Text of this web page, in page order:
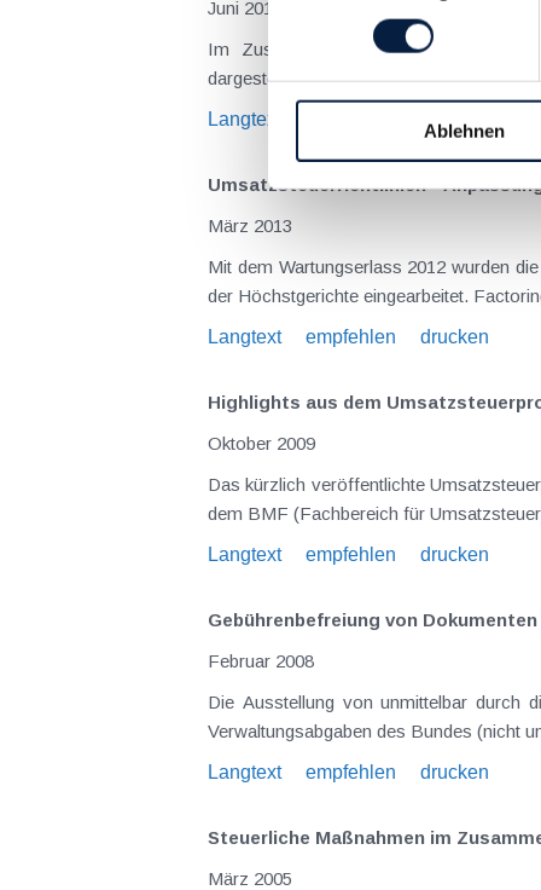
Ablehnen
Juni 2013
Im Zusammenhang mit
dargestellt werden. Es bleibt
Langtext
drucken
Umsatzsteuerrichtlinien -
März 2013
Mit dem Wartungserlass 2012 wurden
der
Langtext
empfehlen drucken
Highlights aus dem
Oktober 2009
Das kürzlich veröffentlichte
Langtext
empfehlen drucken
Gebührenbefreiung von
Februar 2008
Die Ausstellung von unmittelbar durch die Geburt eines Kindes veranlassten Dokumenten ist ab 1.1.2008 von Gebühren (Stempelgebühren)
Langtext
empfehlen drucken
Steuerliche Maßnahmen im
März 2005